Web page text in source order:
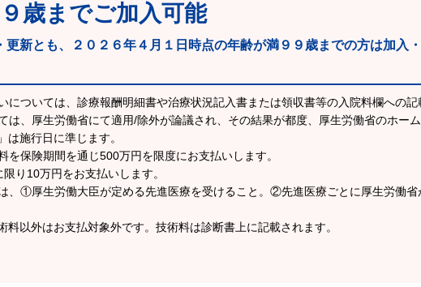
歳までご加入可能
更新とも、２０２６年４月１日時点の年齢が満９９歳までの方は加入
ついては、診療報酬明細書や治療状況記入書または領収書等の入院料欄への記
、厚生労働省にて適用/除外が論議され、その結果が都度、厚生労働省のホーム
は施行日に準じます。
保険期間を通じ500万円を限度にお支払いします。
り10万円をお支払いします。
、①厚生労働大臣が定める先進医療を受けること。②先進医療ごとに厚生労働省
以外はお支払対象外です。技術料は診断書上に記載されます。